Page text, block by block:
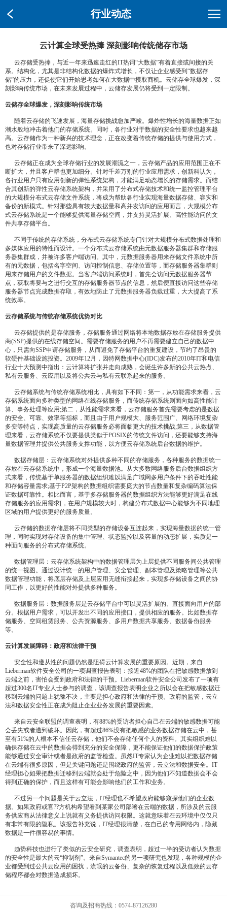
行业动态
云计算全球受热捧 深刻影响传统储存市场
云存储受热捧，与近一年来迅速走红的IT热词“大数据”有着直接或间接的关
系。结构化，尤其是非结构化数据的爆炸式增长，不仅让企业感受到“数据存
储”的压力，还促使它们开始思考如何在大数据中攫取商机。云储存全球爆发，深
刻影响传统市场，在未来发展过程中，云储存发展仍将受到一定限制。
云储存全球爆发，深刻影响传统市场
随着云存储的飞速发展，海量存储挑战愈加严峻。爆炸性增长的海量数据正如
潮水般地冲击着他们的存储系统。同时，各行业对于数据的安全性要求也越来越
高。云存储作为一种新兴的技术理念，正在改变着传统存储的提供与使用方式，
也对存储行业带来了深远影响。
云存储正在成为全球存储行业的发展潮流之一，云存储产品的应用范围正在不
断扩大，并且客户群也更加细分。针对千差万别的行业应用需求，创新科认为，
各行业用户只有应用创新的弹性系统架构，才能满足动态增长的存储需求。而结
合其创新的弹性云存储系统架构，并采用了分布式存储技术和统一监控管理平台
的大规模分布式云存储文件系统，将成为帮助各行业实现海量数据存储、容灾和
备份的新模式。针对那些具有较大数据量和高并发访问的应用而言，大规模分布
式云存储系统是一个能够提供海量存储空间，并支持灵活扩展、高性能访问的文
件共享存储平台。
不同于传统的存储系统，分布式云存储系统专门针对大规模分布式数据处理和
多媒体应用的特性而设计。一个分布式云存储系统由元数据服务器集群和存储服
务器集群成，并被许多客户端访问。其中，元数据服务器用来存储文件系统中所
有的元数据，包括名字空间、访问控制信息、存储位置等，而存储服务器集群则
用来存储用户的文件数据。当客户端访问系统时，首先会访问元数据服务器节
点，获取将要与之进行交互的存储服务器节点的信息，然后便直接访问这些存储
服务器节点完成数据存取，有效地防止了元数据服务器负载过重，大大提高了系
统效率。
云存储系统与传统存储系统优势对比
云存储提供的是存储服务，存储服务通过网络将本地数据存放在存储服务提供
商(SSP)提供的在线存储空间。需要存储服务的用户不再需要建立自己的数据中
心，只需向SSP申请存储服务，从而避免了存储平台的重复建设，节约了昂贵的
软硬件基础设施投资。2009年12月，因特网数据中心(IDC)发布的2010年IT和电信
行业十大预测中指出：云计算将扩张并走向成熟，会诞生许多新的公共云热点、
私有云服务、云应用以及将公共云与私有云联系起来的服务。
云存储系统与传统存储系统相比，具有如下不同：第一，从功能需求来看，云
存储系统面向多种类型的网络在线存储服务，而传统存储系统则面向如高性能计
算、事务处理等应用;第二，从性能需求来看，云存储服务首先需要考虑的是数据
的安全、可靠、效率等指标，而且由于用户规模大、服务范围广、网络环境复杂
多变等特点，实现高质量的云存储服务必将面临更大的技术挑战;第三，从数据管
理来看，云存储系统不仅要提供类似于POSIX的传统文件访问，还要能够支持海
量数据管理并提供公共服务支撑功能，以方便云存储系统后台数据的维护。
数据存储层：云存储系统对外提供多种不同的存储服务，各种服务的数据统一
存放在云存储系统中，形成一个海量数据池。从大多数网络服务后台数据组织方
式来看，传统基于单服务器的数据组织难以满足广域网多用户条件下的吞吐性能
和存储容量需求;基于P2P架构的数据组织需要庞大的节点数量和复杂编码算法保
证数据可靠性。相比而言，基于多存储服务器的数据组织方法能够更好满足在线
存储服务的应用需求[，在用户规模较大时，构建分布式数据中心能够为不同地理
区域的用户提供更好的服务质量。
云存储的数据存储层将不同类型的存储设备互连起来，实现海量数据的统一管
理，同时实现对存储设备的集中管理、状态监控以及容量的动态扩展，实质是一
种面向服务的分布式存储系统。
数据管理层：云存储系统架构中的数据管理层为上层提供不同服务间公共管理
的统一视图。通过设计统一的用户管理、安全管理、副本管理及策略管理等公共
数据管理功能，将底层存储及上层应用无缝衔接起来，实现多存储设备之间的协
同工作，以更好的性能对外提供多种服务。
数据服务层：数据服务层是云存储平台中可以灵活扩展的、直接面向用户的部
分。根据用户需求，可以开发出不同的应用接口，提供相应的服务。比如数据存
储服务、空间租赁服务、公共资源服务、多用户数据共享服务、数据备份服务
等。
云计算发展障碍：政府和法律干预
安全性和遵从性的问题仍然是阻碍云计算发展的重要原因。近期，来自
Lieberman软件安全公司的一项调查报告表明：接近48%的团队在把敏感数据放到
云端之前，害怕会受到政府和法律的干预。Lieberman软件安全公司发布了一项有
超过300名IT专业人士参与的调查，该调查报告表明企业之所以会在把敏感数据迁
移到云端的问题上犹豫不决，主要是担心政府和法律的干预。政府的监管，云立
法和数据安全性正在成为阻止企业业务发展的重要因素。
来自云安全联盟的调查表明，有88%的受访者担心自己在云端的敏感数据可能
会丢失或者遭到破坏。因此，有超过86%没有把敏感的业务数据存储在云中，甚
至有51%的人根本不信任云存储，他们不会存储任何个人的资料。其实组织难以
确保存储在云中的数据会得到充分的安全保障，更不能保证他们的数据保护政策
能够通过安全审计或者是政府的监管检查。虽然IT专家认为企业难以把数据存储
在云端有很多原因，但是关键问题还是围绕政府的监管，云立法和数据安全。IT
经理担心如果把数据迁移到云端就会处于危险之中，因为他们不知道数据会不会
得到正确的保护，而且这样有可能会影响他们的工作和业务。
不过另一个问题是关于云立法，IT经理也不希望政府能够窥探他们的企业数
据。如果政府或官??方机构希望看到某家公司部署在云端的数据，所涉及的云服
务供应商从法律意义上说就有义务提供访问权限。这就意味着在云环境中仅仅只
有非常有限的隐私。该报告补充说，IT经理很清楚，在自己的专用网络内，隐藏
数据是一件很容易的事情。
趋势科技也进行了类似的云安全研究，调查表明，超过一半的受访者认为数据
的安全性是最大的云“抑制剂”。来自Symantec的另一项研究也发现，各种规模的企
业都受到过公共云应用的困扰，流氓的云备份、复杂的恢复过程以及低效的云存
储程序都会对数据造成损坏。
咨询及招商热线：0574-87126280